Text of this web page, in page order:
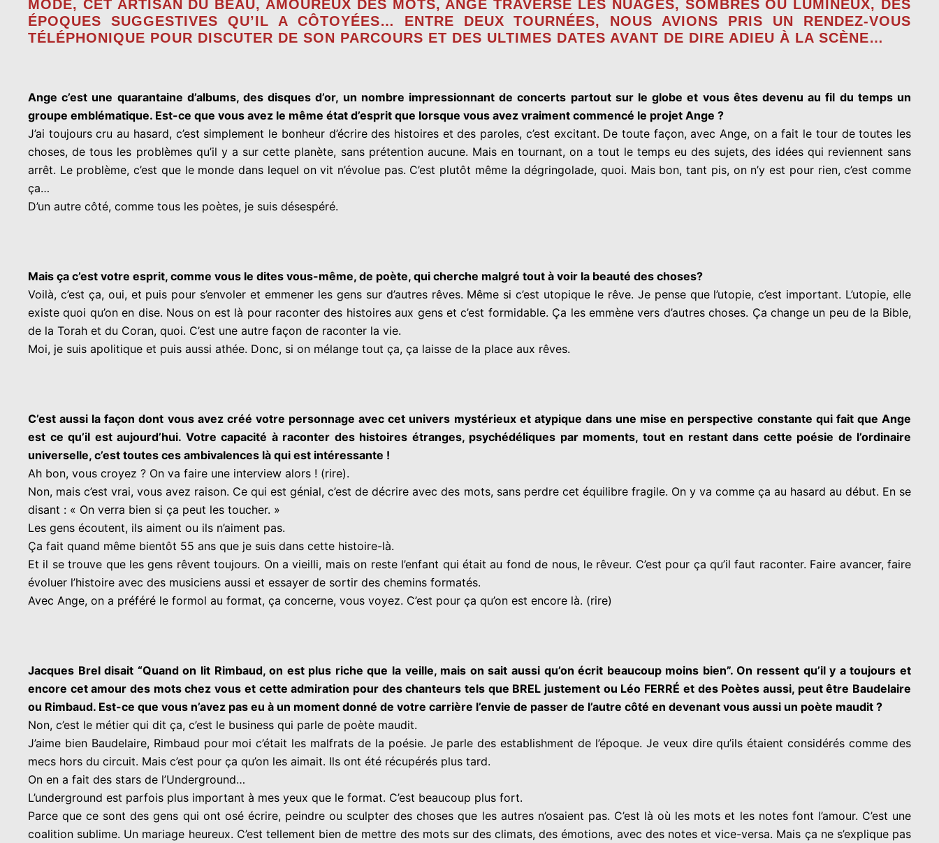
MODE, CET ARTISAN DU BEAU, AMOUREUX DES MOTS, ANGE TRAVERSE LES NUAGES, SOMBRES OU LUMINEUX, DES
ÉPOQUES SUGGESTIVES QU’IL A CÔTOYÉES… ENTRE DEUX TOURNÉES, NOUS AVIONS PRIS UN RENDEZ-VOUS
TÉLÉPHONIQUE POUR DISCUTER DE SON PARCOURS ET DES ULTIMES DATES AVANT DE DIRE ADIEU À LA SCÈNE…
Ange c’est une quarantaine d’albums, des disques d’or, un nombre impressionnant de concerts partout sur le globe et vous êtes devenu au fil du temps un
groupe emblématique. Est-ce que vous avez le même état d’esprit que lorsque vous avez vraiment commencé le projet Ange ?
J’ai toujours cru au hasard, c’est simplement le bonheur d’écrire des histoires et des paroles, c’est excitant. De toute façon, avec Ange, on a fait le tour de toutes les
choses, de tous les problèmes qu’il y a sur cette planète, sans prétention aucune. Mais en tournant, on a tout le temps eu des sujets, des idées qui reviennent sans
arrêt. Le problème, c’est que le monde dans lequel on vit n’évolue pas. C’est plutôt même la dégringolade, quoi. Mais bon, tant pis, on n’y est pour rien, c’est comme
ça…
D’un autre côté, comme tous les poètes, je suis désespéré.
Mais ça c’est votre esprit, comme vous le dites vous-même, de poète, qui cherche malgré tout à voir la beauté des choses?
Voilà, c’est ça, oui, et puis pour s’envoler et emmener les gens sur d’autres rêves. Même si c’est utopique le rêve. Je pense que l’utopie, c’est important. L’utopie, elle
existe quoi qu’on en dise. Nous on est là pour raconter des histoires aux gens et c’est formidable. Ça les emmène vers d’autres choses. Ça change un peu de la Bible,
de la Torah et du Coran, quoi. C’est une autre façon de raconter la vie.
Moi, je suis apolitique et puis aussi athée. Donc, si on mélange tout ça, ça laisse de la place aux rêves.
C’est aussi la façon dont vous avez créé votre personnage avec cet univers mystérieux et atypique dans une mise en perspective constante qui fait que Ange
est ce qu’il est aujourd’hui. Votre capacité à raconter des histoires étranges, psychédéliques par moments, tout en restant dans cette poésie de l’ordinaire
universelle, c’est toutes ces ambivalences là qui est intéressante !
Ah bon, vous croyez ? On va faire une interview alors ! (rire).
Non, mais c’est vrai, vous avez raison. Ce qui est génial, c’est de décrire avec des mots, sans perdre cet équilibre fragile. On y va comme ça au hasard au début. En se
disant : « On verra bien si ça peut les toucher. »
Les gens écoutent, ils aiment ou ils n’aiment pas.
Ça fait quand même bientôt 55 ans que je suis dans cette histoire-là.
Et il se trouve que les gens rêvent toujours. On a vieilli, mais on reste l’enfant qui était au fond de nous, le rêveur. C’est pour ça qu’il faut raconter. Faire avancer, faire
évoluer l’histoire avec des musiciens aussi et essayer de sortir des chemins formatés.
Avec Ange, on a préféré le formol au format, ça concerne, vous voyez. C’est pour ça qu’on est encore là. (rire)
Jacques Brel disait “Quand on lit Rimbaud, on est plus riche que la veille, mais on sait aussi qu’on écrit beaucoup moins bien”. On ressent qu’il y a toujours et
encore cet amour des mots chez vous et cette admiration pour des chanteurs tels que BREL justement ou Léo FERRÉ et des Poètes aussi, peut être Baudelaire
ou Rimbaud. Est-ce que vous n’avez pas eu à un moment donné de votre carrière l’envie de passer de l’autre côté en devenant vous aussi un poète maudit ?
Non, c’est le métier qui dit ça, c’est le business qui parle de poète maudit.
J’aime bien Baudelaire, Rimbaud pour moi c’était les malfrats de la poésie. Je parle des establishment de l’époque. Je veux dire qu’ils étaient considérés comme des
mecs hors du circuit. Mais c’est pour ça qu’on les aimait. Ils ont été récupérés plus tard.
On en a fait des stars de l’Underground…
L’underground est parfois plus important à mes yeux que le format. C’est beaucoup plus fort.
Parce que ce sont des gens qui ont osé écrire, peindre ou sculpter des choses que les autres n’osaient pas. C’est là où les mots et les notes font l’amour. C’est une
coalition sublime. Un mariage heureux. C’est tellement bien de mettre des mots sur des climats, des émotions, avec des notes et vice-versa. Mais ça ne s’explique pas